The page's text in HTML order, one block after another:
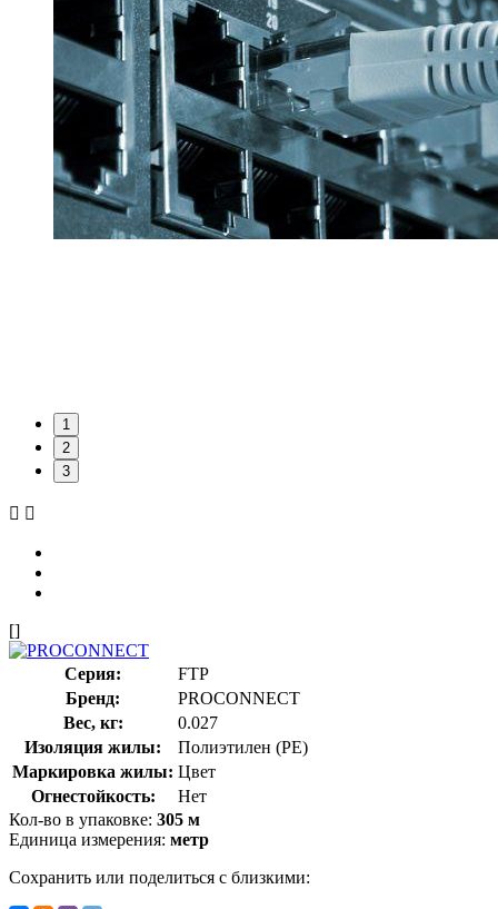
1
2
3
[]
Серия:
FTP
Бренд:
PROCONNECT
Вес, кг:
0.027
Изоляция жилы:
Полиэтилен (PE)
Маркировка жилы: Цвет
Огнестойкость:
Нет
Кол-во в упаковке: 305 м
Единица измерения: метр
Сохранить или поделиться с близкими: